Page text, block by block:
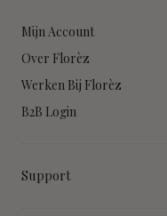
Mijn Account
Over Florèz
Werken Bij Florèz
B2B Login
Support